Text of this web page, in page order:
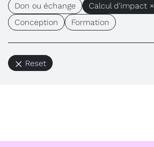
Don ou échange
Calcul d'impact ×
Conception
Formation
Reset